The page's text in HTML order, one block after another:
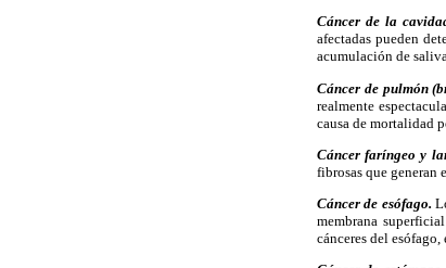
Cáncer de la
afectadas pueden
acumulación de
Cáncer de pulmón
realmente
causa de mortalidad
Cáncer faríngeo y
fibrosas que generan
Cáncer de esófago.
membrana
cánceres del esófago,